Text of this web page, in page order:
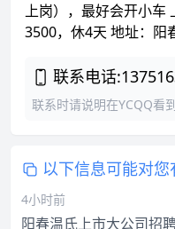
上岗），最好会开小车
3500，休4天 地址：阳
联系电话
联系时请说明在YCQQ看
以下信息可能对您
4小时前
阳春温氏上市大公司招